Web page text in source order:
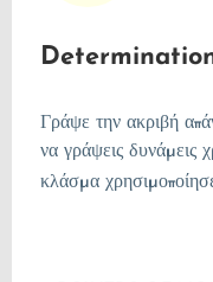
Γράψε την ακριβή
να γράψεις δυνάμεις
κλάσμα